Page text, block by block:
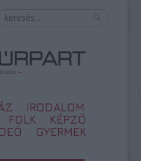
IRODALOM
FOLK
KÉPZŐ
GYERMEK